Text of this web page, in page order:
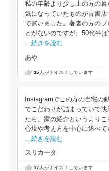
私の年齢より少し上の方の
気になっていたものが古書
で買いました。著者の方の
とがないのですが、50代半ば
…続きを読む
あや
25人がナイス！しています
Instagramでこの方の自宅の
でこだわりが詰まっていて
たら、家の紹介というよりこ
心境や考え方を中心に述べ
…続きを読む
スリカータ
17人がナイス！しています